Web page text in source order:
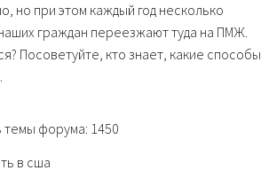
но при этом каждый год несколько
граждан переезжают туда на ПМЖ.
Посоветуйте, кто знает, какие способы
темы форума: 1450